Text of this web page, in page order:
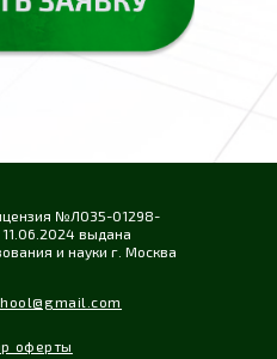
оферты
№ЛО35-01298-
выдана
и науки г. Москва